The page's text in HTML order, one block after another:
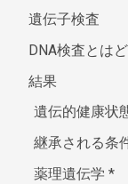
遺伝子検査
DNA検査とは
結果
遺伝的健康状
継承される条
薬理遺伝学*